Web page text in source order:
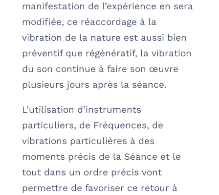
manifestation de l’expérience en sera
modifiée, ce réaccordage à la
vibration de la nature est aussi bien
préventif que régénératif, la vibration
du son continue à faire son œuvre
plusieurs jours après la séance.
L’utilisation d’instruments
particuliers, de Fréquences, de
vibrations particulières à des
moments précis de la Séance et le
tout dans un ordre précis vont
permettre de favoriser ce retour à